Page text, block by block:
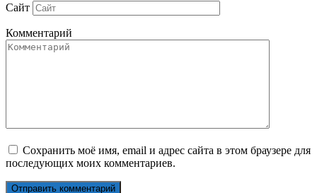
Сайт
Комментарий
Сохранить моё имя, email и адрес сайта в этом браузере для
последующих моих комментариев.